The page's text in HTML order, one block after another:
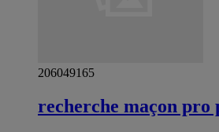
206049165
recherche maçon pro